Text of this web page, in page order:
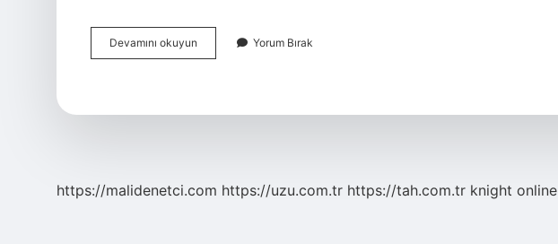
Devamını okuyun
Beslemek
Yorum Bırak
https://malidenetci.com https://uzu.com.tr https://tah.com.tr knight online